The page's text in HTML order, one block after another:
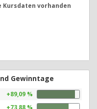
Kursdaten vorhanden
Gewinntage
+89,09 %
+73,88 %